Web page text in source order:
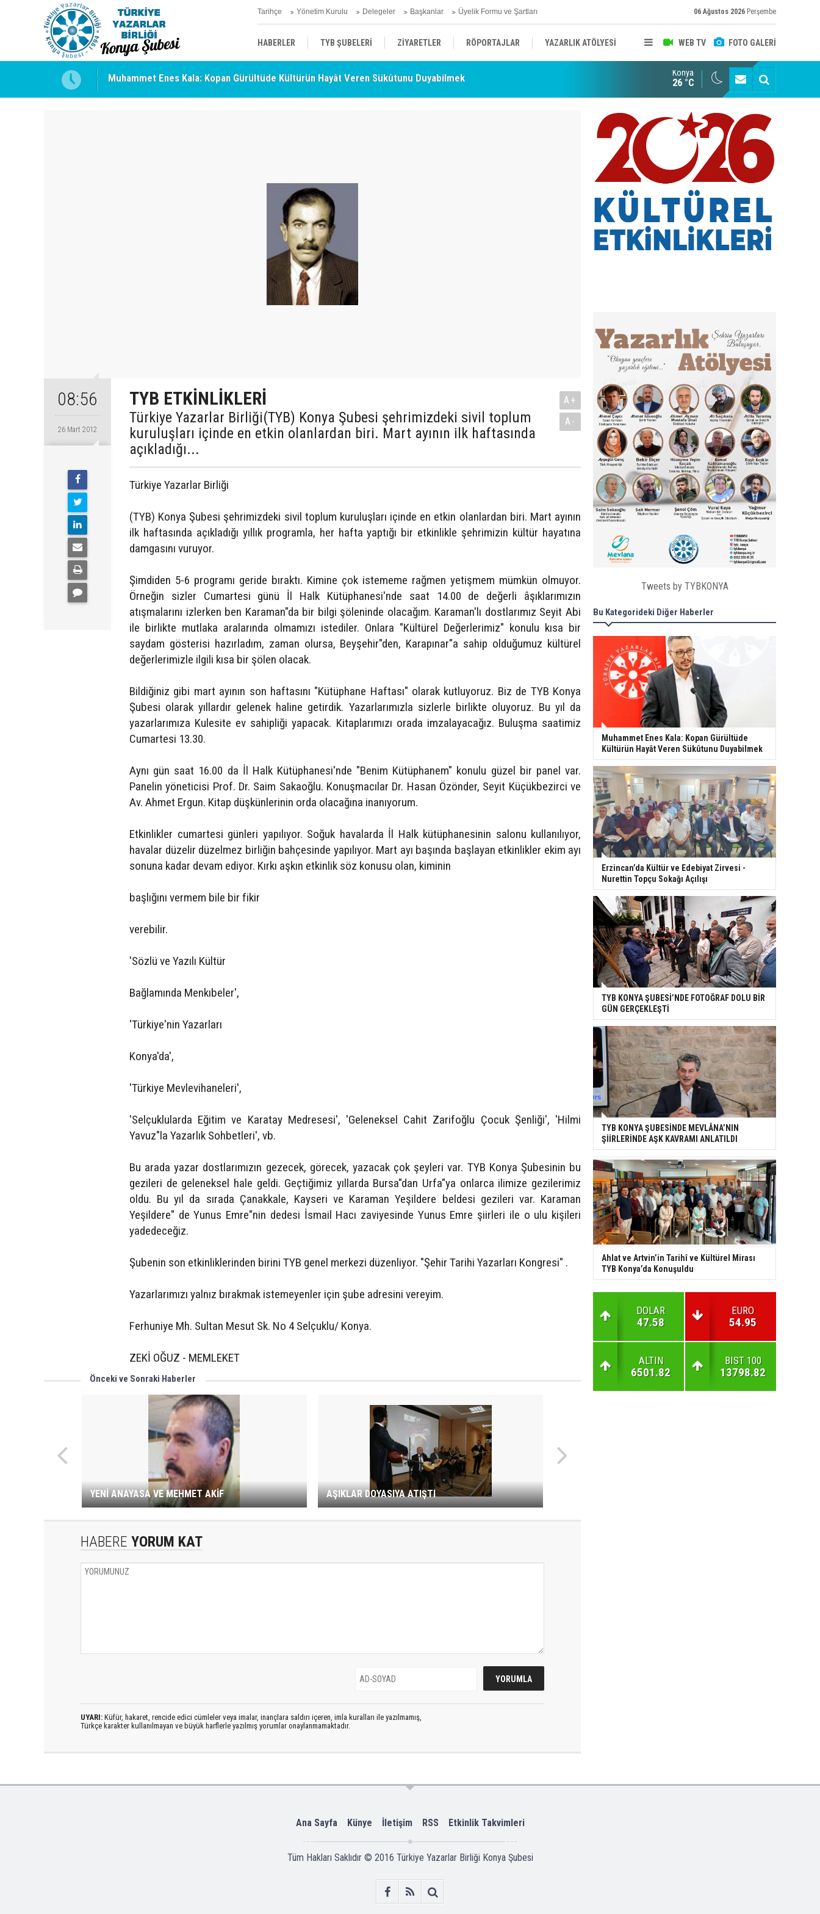
Tarihçe Yönetim Kurulu Delegeler Başkanlar Üyelik Formu ve Şartları 06 Ağustos 2026 Perşembe
WEB TV FOTO GALERİ
HABERLER TYB ŞUBELERİ ZİYARETLER RÖPORTAJLAR YAZARLIK ATÖLYESİ
ÜYELERİMİZDEN HABERLER KENDİNİ ARAYAN ŞEHİR
Muhammet Enes Kala: Kopan Gürültüde Kültürün Hayât Veren Sükûtunu Duyabilmek
Erzincan’da Kültür ve Edebiyat Zirvesi - Nurettin Topçu Sokağı Açılışı TYB KONYA ŞUBESİ’NDE FOTOĞRAF DOLU BİR GÜN GERÇEKLEŞTİ
Konya
26 °C
08:56
26 Mart 2012
TYB ETKİNLİKLERİ
Türkiye Yazarlar Birliği(TYB) Konya Şubesi şehrimizdeki sivil toplum
kuruluşları içinde en etkin olanlardan biri. Mart ayının ilk haftasında
açıkladığı...
A+
A-
Türkiye Yazarlar Birliği
(TYB) Konya Şubesi şehrimizdeki sivil toplum kuruluşları içinde en etkin olanlardan biri. Mart ayının
ilk haftasında açıkladığı yıllık programla, her hafta yaptığı bir etkinlikle şehrimizin kültür hayatına
damgasını vuruyor.
Şimdiden 5-6 programı geride bıraktı. Kimine çok istememe rağmen yetişmem mümkün olmuyor.
Örneğin sizler Cumartesi günü İl Halk Kütüphanesi'nde saat 14.00 de değerli âşıklarımızın
atışmalarını izlerken ben Karaman"da bir bilgi şöleninde olacağım. Karaman'lı dostlarımız Seyit Abi
ile birlikte mutlaka aralarında olmamızı istediler. Onlara "Kültürel Değerlerimiz" konulu kısa bir
saydam gösterisi hazırladım, zaman olursa, Beyşehir"den, Karapınar"a sahip olduğumuz kültürel
değerlerimizle ilgili kısa bir şölen olacak.
Bildiğiniz gibi mart ayının son haftasını "Kütüphane Haftası" olarak kutluyoruz. Biz de TYB Konya
Şubesi olarak yıllardır gelenek haline getirdik. Yazarlarımızla sizlerle birlikte oluyoruz. Bu yıl da
yazarlarımıza Kulesite ev sahipliği yapacak. Kitaplarımızı orada imzalayacağız. Buluşma saatimiz
Cumartesi 13.30.
Aynı gün saat 16.00 da İl Halk Kütüphanesi'nde "Benim Kütüphanem" konulu güzel bir panel var.
Panelin yöneticisi Prof. Dr. Saim Sakaoğlu. Konuşmacılar Dr. Hasan Özönder, Seyit Küçükbezirci ve
Av. Ahmet Ergun. Kitap düşkünlerinin orda olacağına inanıyorum.
Etkinlikler cumartesi günleri yapılıyor. Soğuk havalarda İl Halk kütüphanesinin salonu kullanılıyor,
havalar düzelir düzelmez birliğin bahçesinde yapılıyor. Mart ayı başında başlayan etkinlikler ekim ayı
sonuna kadar devam ediyor. Kırkı aşkın etkinlik söz konusu olan, kiminin
başlığını vermem bile bir fikir
verebilir.
'Sözlü ve Yazılı Kültür
Bağlamında Menkıbeler',
'Türkiye'nin Yazarları
Konya'da',
'Türkiye Mevlevihaneleri',
'Selçuklularda Eğitim ve Karatay Medresesi', 'Geleneksel Cahit Zarifoğlu Çocuk Şenliği', 'Hilmi
Yavuz"la Yazarlık Sohbetleri', vb.
Bu arada yazar dostlarımızın gezecek, görecek, yazacak çok şeyleri var. TYB Konya Şubesinin bu
gezileri de geleneksel hale geldi. Geçtiğimiz yıllarda Bursa"dan Urfa"ya onlarca ilimize gezilerimiz
oldu. Bu yıl da sırada Çanakkale, Kayseri ve Karaman Yeşildere beldesi gezileri var. Karaman
Yeşildere" de Yunus Emre"nin dedesi İsmail Hacı zaviyesinde Yunus Emre şiirleri ile o ulu kişileri
yadedeceğiz.
Şubenin son etkinliklerinden birini TYB genel merkezi düzenliyor. "Şehir Tarihi Yazarları Kongresi" .
Yazarlarımızı yalnız bırakmak istemeyenler için şube adresini vereyim.
Ferhuniye Mh. Sultan Mesut Sk. No 4 Selçuklu/ Konya.
ZEKİ OĞUZ - MEMLEKET
Önceki ve Sonraki Haberler
YENİ ANAYASA VE MEHMET AKİF AŞIKLAR DOYASIYA ATIŞTI
HABERE YORUM KAT
UYARI: Küfür, hakaret, rencide edici cümleler veya imalar, inançlara saldırı içeren, imla kuralları ile yazılmamış,
Türkçe karakter kullanılmayan ve büyük harflerle yazılmış yorumlar onaylanmamaktadır.
Tweets by TYBKONYA
Bu Kategorideki Diğer Haberler
Muhammet Enes Kala: Kopan Gürültüde
Kültürün Hayât Veren Sükûtunu Duyabilmek
Erzincan’da Kültür ve Edebiyat Zirvesi -
Nurettin Topçu Sokağı Açılışı
TYB KONYA ŞUBESİ’NDE FOTOĞRAF DOLU BİR
GÜN GERÇEKLEŞTİ
TYB KONYA ŞUBESİNDE MEVLÂNA’NIN
ŞİİRLERİNDE AŞK KAVRAMI ANLATILDI
Ahlat ve Artvin’in Tarihî ve Kültürel Mirası
TYB Konya’da Konuşuldu
DOLAR
47.58
EURO
54.95
ALTIN
6501.82
BIST 100
13798.82
Ana Sayfa Künye İletişim RSS Etkinlik Takvimleri
Tüm Hakları Saklıdır © 2016 Türkiye Yazarlar Birliği Konya Şubesi